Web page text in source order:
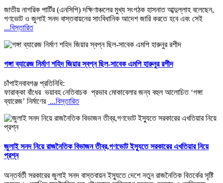
জাতীয় নাগরিক পার্টির (এনসিপি) দক্ষিণাঞ্চলের মুখ্য সংগঠক হাসনাত আব্দুল্লাহ বলেছেন,
গণভোট ও জুলাই সনদ বাস্তবায়নের সাংবিধানিক আদেশ জারি করতে হবে এবং সেই
...বিস্তারিত
গঙ্গা ব্যারেজ নির্মাণ শহিদ জিয়ার স্বপ্ন ছিল-সাবেক এমপি হারুনুর রশীদ
চাঁপাইনবাবগঞ্জ প্রতিনিধি:
ফারাক্কা বাঁধের ভয়াবহ নেতিবাচক প্রভাব মোকাবেলার জন্য বহুল আলোচিত ‘গঙ্গা
ব্যারেজ’ নির্মাণের ...বিস্তারিত
জুলাই সনদ নিয়ে রাজনৈতিক বিভাজন তীব্র,গণভোট ইস্যুতে সরকারের এখতিয়ার নিয়ে
প্রশ্ন
অন্তর্বর্তী সরকারের জুলাই সনদ বাস্তবায়ন ইস্যুতে দেশে নতুন রাজনৈতিক বিতর্কের সৃষ্টি